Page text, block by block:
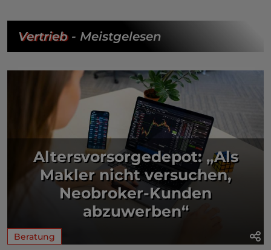
Vertrieb- Meistgelesen
Altersvorsorgedepot: „Als
Makler nicht versuchen,
Neobroker-Kunden
abzuwerben“
Beratung